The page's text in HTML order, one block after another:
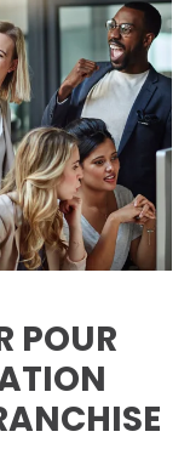
POUR